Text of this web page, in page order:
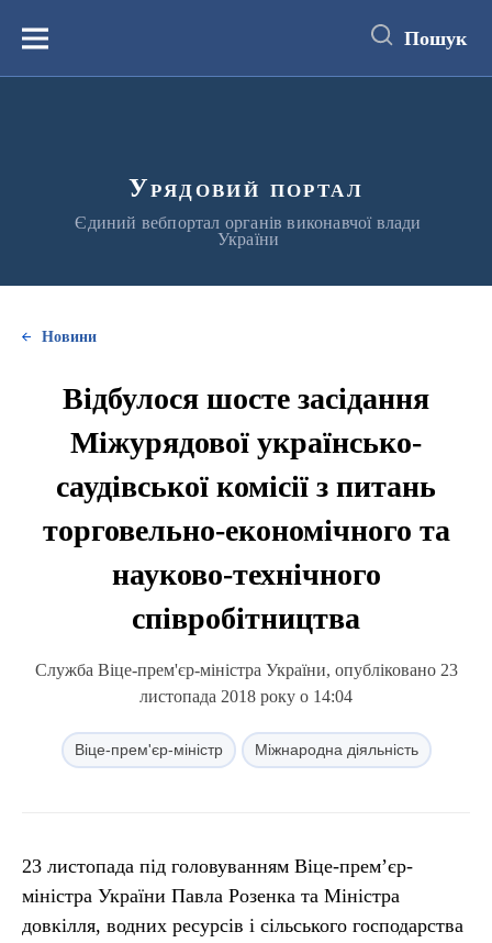
вмістуМеню Пошук
Урядовий портал
Єдиний вебпортал органів виконавчої влади
України
Новини
Відбулося шосте засідання
Міжурядової українсько-
саудівської комісії з питань
торговельно-економічного та
науково-технічного
співробітництва
Служба Віце-прем'єр-міністра України, опубліковано 23
листопада 2018 року о 14:04
Віце-прем'єр-міністр Міжнародна діяльність
23 листопада під головуванням Віце-прем’єр-
міністра України Павла Розенка та Міністра
довкілля, водних ресурсів і сільського господарства